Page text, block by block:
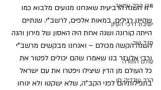
מרן הרב עמאר
ישיבת דרכי העיון
מזל טוב
עולם התורה
הרב עובדיה חן
“זו השנה הרביעית שאנחנו מנועים מלבוא כמו
שהיינו רגילים, במאות אלפים, לרשב”י. שנתיים
הייתה קורונה ושנה אחת היה האסון של מירון והנה
השנה הקשה מכולם – ואנחנו מבקשים מרשב”י
ורבי אלעזר בנו שאמרו שהם יכולים לפטור את
כל העולם מן הדין שיצילו ויפטרו את עם ישראל
בתפילותיהם לפני הקב”ה, שלא ישקטו ולא ינוחו